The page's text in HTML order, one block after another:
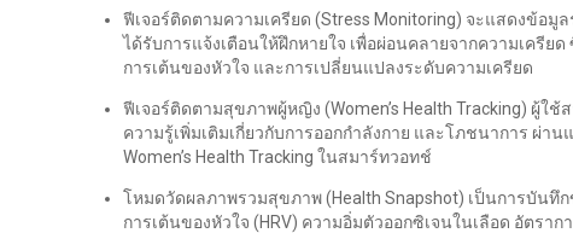
ฟีเจอร์ติดตามความเครียด (Stress Monitoring) จะแสดงข้อมู
ได้รับการแจ้งเตือนให้ฝึกหายใจ เพื่อผ่อนคลายจากความเครีย
การเต้นของหัวใจ และการเปลี่ยนแปลงระดับความเครียด
ฟีเจอร์ติดตามสุขภาพผู้หญิง (Women’s Health Tracking) ผู้
ความรู้เพิ่มเติมเกี่ยวกับการออกกำลังกาย และโภชนาการ ผ่
Women’s Health Tracking ในสมาร์ทวอทช์
โหมดวัดผลภาพรวมสุขภาพ (Health Snapshot) เป็นการบันทึ
การเต้นของหัวใจ (HRV) ความอิ่มตัวออกซิเจนในเลือด อัตรา